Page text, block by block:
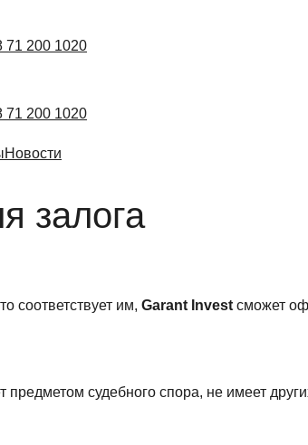
71 200 1020
71 200 1020
Новости
залога
соответствует им, Garant Invest сможет
судебного спора, не имеет